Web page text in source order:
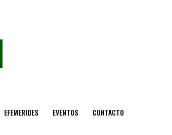
EFEMERIDES EVENTOS CONTACTO